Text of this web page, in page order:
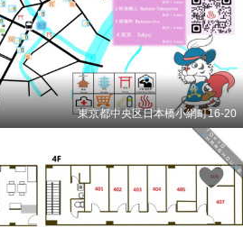
東京都中央区日本橋小網町16-20